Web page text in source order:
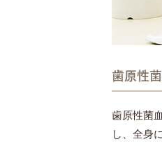
歯原性
歯原性菌
し、全身